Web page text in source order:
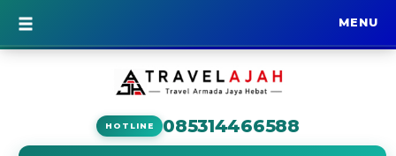
MENU
BERANDA
HOTLINE 085314466588